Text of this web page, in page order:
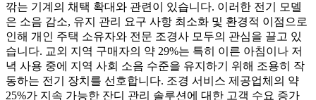
깎는 기계의 채택 확대와 관련이 있습니다. 이러한 전기 모델
은 소음 감소, 유지 관리 요구 사항 최소화 및 환경적 이점으로
인해 개인 주택 소유자와 전문 조경사 모두의 관심을 끌고 있
습니다. 교외 지역 구매자의 약 29%는 특히 이른 아침이나 저
녁 사용 중에 지역 사회 소음 수준을 유지하기 위해 조용히 작
동하는 전기 장치를 선호합니다. 조경 서비스 제공업체의 약
25%가 지속 가능한 잔디 관리 솔루션에 대한 고객 수요 증가